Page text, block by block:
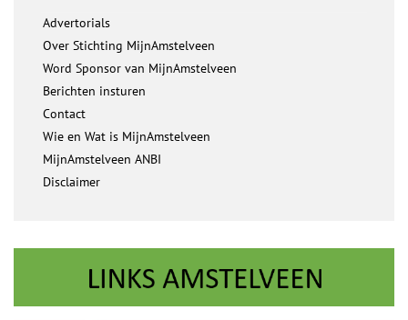
Advertorials
Over Stichting MijnAmstelveen
Word Sponsor van MijnAmstelveen
Berichten insturen
Contact
Wie en Wat is MijnAmstelveen
MijnAmstelveen ANBI
Disclaimer